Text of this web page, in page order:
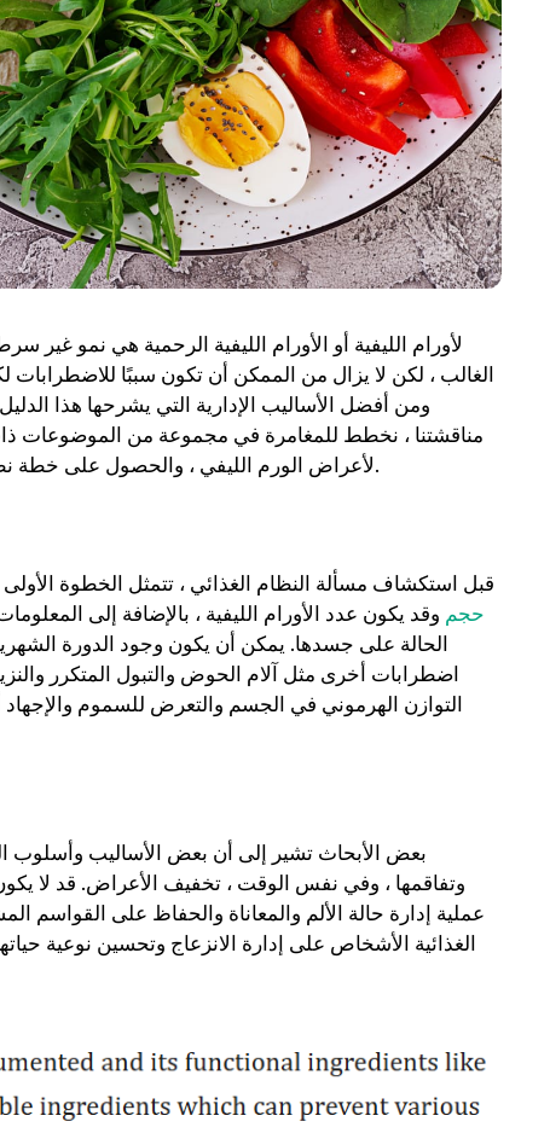
لأورام الليفية أو الأورام الليفية الرحمية هي نمو
الغالب ، لكن لا يزال من الممكن أن تكون سببًا للاضطرابات
ومن أفضل الأساليب الإدارية التي يشرحها هذا
مناقشتنا ، نخطط للمغامرة في مجموعة من الموضوعات ذات
لأعراض الورم الليفي ، والحصول على خطة نظام غذائي لمدة 7 أيام من المتخصصين ، وفحص الأدلة الداعمة لها.
قبل استكشاف مسألة النظام الغذائي ، تتمثل الخطوة الأولى
حجم وقد يكون عدد الأورام الليفية ، بالإضافة إلى
الحالة على جسدها. يمكن أن يكون وجود الدورة
اضطرابات أخرى مثل آلام الحوض والتبول المتكرر
التوازن الهرموني في الجسم والتعرض للسموم
بعض الأبحاث تشير إلى أن بعض الأساليب وأسلوب
وتفاقمها ، وفي نفس الوقت ، تخفيف الأعراض. قد لا
عملية إدارة حالة الألم والمعاناة والحفاظ على القواسم
الغذائية الأشخاص على إدارة الانزعاج وتحسين نوعية